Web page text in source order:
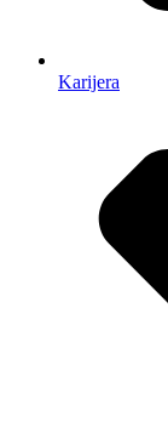
Karijera